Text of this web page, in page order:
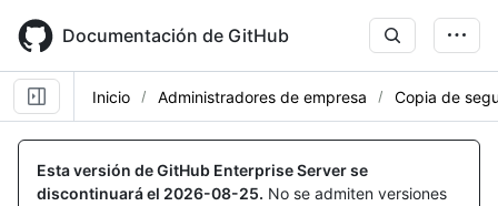
main
content
Documentación de GitHub
Inicio Administradores de empresa Copia de
Esta versión de GitHub Enterprise Server se
discontinuará el 2026-08-25. No se admiten versiones